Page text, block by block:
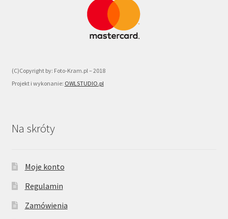
(C)Copyright by: Foto-Kram.pl – 2018
Projekt i wykonanie: OWLSTUDIO.pl
Na skróty
Moje konto
Regulamin
Zamówienia